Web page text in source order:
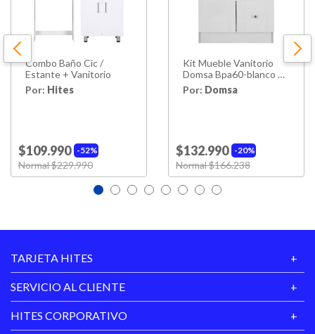
Combo Baño Cic /
Estante + Vanitorio
Por: Hites
52%
$109.990
Price reduced from
Normal $229.990
Kit Mueble Vanitorio
Domsa Bpa60-blanco P
60x40x80cm
Por: Domsa
20%
$132.990
Price reduced from
Normal $166.238
TARJETA HITES
SERVICIO AL CLIENTE
HITES CORPORATIVO